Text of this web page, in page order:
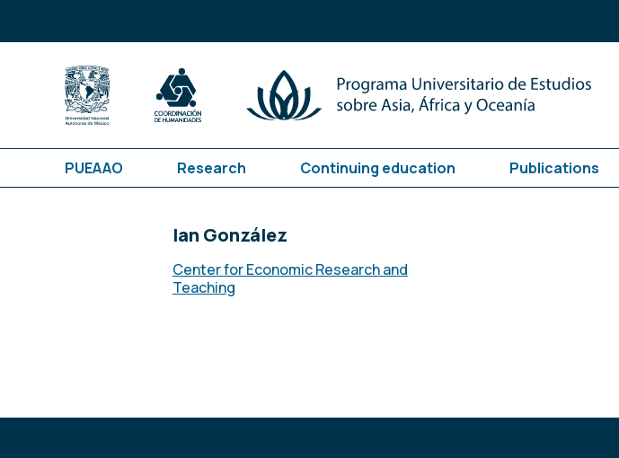
PUEAAO Research Continuing education Publications
Ian González
Center for Economic Research and
Teaching